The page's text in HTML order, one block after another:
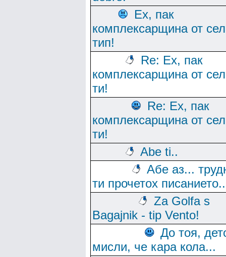
Ех, пак
комплексарщина от
тип!
Re: Ех, пак
комплексарщина от
ти!
Re: Ех, пак
комплексарщина от
ти!
Abe ti..
Aбе аз...
ти прочетох
Za Golfa s
Bagajnik - tip Vento!
До тоя,
мисли, че кара кола...